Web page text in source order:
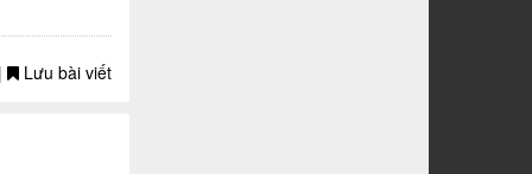
| Lưu bài viết